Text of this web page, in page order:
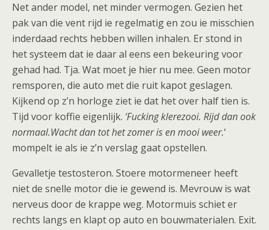
Net ander model, net minder vermogen. Gezien het
pak van die vent rijd ie regelmatig en zou ie misschien
inderdaad rechts hebben willen inhalen. Er stond in
het systeem dat ie daar al eens een bekeuring voor
gehad had. Tja. Wat moet je hier nu mee. Geen motor
remsporen, die auto met die ruit kapot geslagen.
Kijkend op z’n horloge ziet ie dat het over half tien is.
Tijd voor koffie eigenlijk. ‘Fucking klerezooi. Rijd dan ook
normaal.Wacht dan tot het zomer is en mooi weer.‘
mompelt ie als ie z’n verslag gaat opstellen.
Gevalletje testosteron. Stoere motormeneer heeft
niet de snelle motor die ie gewend is. Mevrouw is wat
nerveus door de krappe weg. Motormuis schiet er
rechts langs en klapt op auto en bouwmaterialen. Exit.